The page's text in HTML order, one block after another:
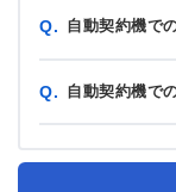
Q. 自動契約機で
Q. 自動契約機で